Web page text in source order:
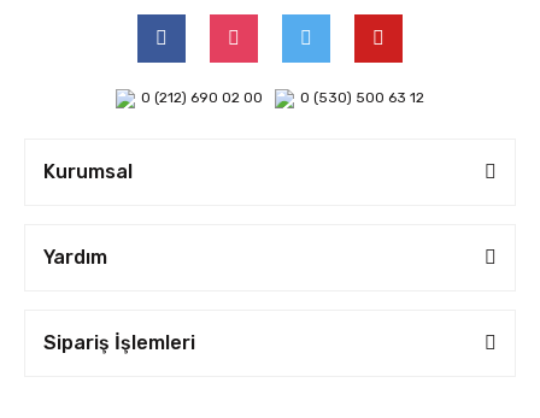
0 (212) 690 02 00 0 (530) 500 63 12
Kurumsal
Yardım
Sipariş İşlemleri